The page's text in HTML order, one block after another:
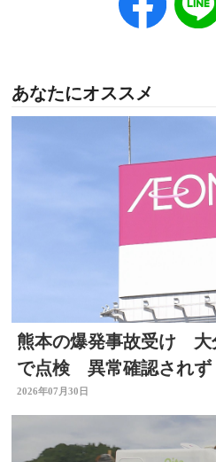
あなたにオススメ
熊本の爆発事故受け 大
で点検 異常確認され
全点検を通知
2026年07月30日